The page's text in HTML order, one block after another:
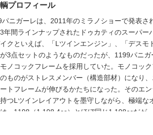
プロフィール
パニガーレは、2011年のミラノショーで発表さ
年間ラインナップされたドゥカティのスーパ
クといえば、「Lツインエンジン」、「デスモ
3点セットのようなものだったが、1199パニ
ノコックフレームを採用していた。モノコッ
ものがストレスメンバー（構造部材）になり
トフレームが伸びるかたちになった。そのエ
つLツインレイアウトを墨守しながら、極端
、1198（1,198.4cc）とほぼ同じ1,198ccだが